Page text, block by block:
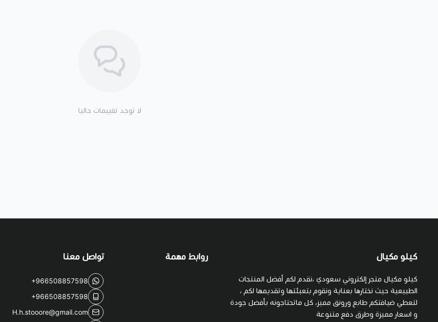
لا توجد تقييمات حاليا
كيلو مكيال
كيلو مكيال متجر إلكتروني سعودي ،نقدم لكم أفضل المنتجات
الطبيعية حيث نختارها بعناية ونقوم بتعبئتها وتقديمها لكم ،
لتعطي ضيافتكم طابع ورونق مميز، كل ماتحتاجونه بأفضل جودة
و اسعار مميزة وطرق دفع متنوعة
روابط مهمة تواصل معنا
+966508857598
+966508857598
H.h.stooore@gmail.com